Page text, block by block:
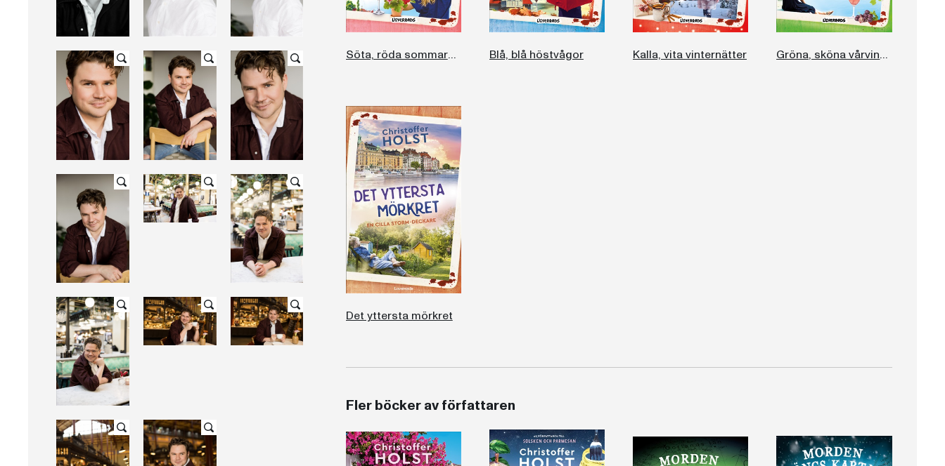
Söta, röda sommardrömmar Blå, blå höstvågor Kalla, vita vinternätter Gröna, sköna vårvindar
Det yttersta mörkret
Fler böcker av författaren